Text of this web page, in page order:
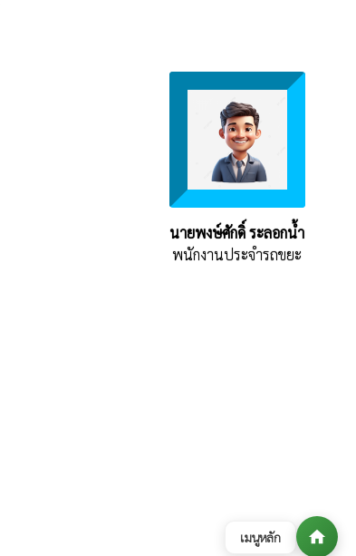
เมนูหลัก home
นายพงษ์ศักดิ์ ระลอกน้ำ
พนักงานประจำรถขยะ